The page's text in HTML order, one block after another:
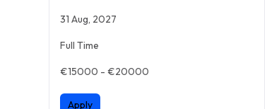
31 Aug, 2027
Full Time
€15000 - €20000
Apply